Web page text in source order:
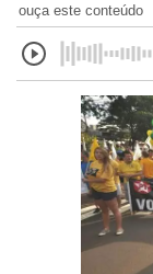
ouça este conteúdo